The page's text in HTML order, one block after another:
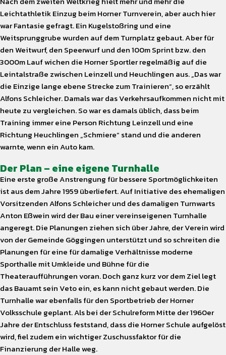
Leichtathletik Einzug beim Horner Turnverein, aber auch hier
war Fantasie gefragt. Ein Kugelstoßring und eine
Weitsprunggrube wurden auf dem Turnplatz gebaut. Aber für
den Weitwurf, den Speerwurf und den 100m Sprint bzw. den
3000m Lauf wichen die Horner Sportler regelmäßig auf die
Leintalstraße zwischen Leinzell und Heuchlingen aus. „Das war
die Einzige lange ebene Strecke zum Trainieren“, so erzählt
Alfons Schleicher. Damals war das Verkehrsaufkommen nicht mit
heute zu vergleichen. So war es damals üblich, dass beim
Training immer eine Person Richtung Leinzell und eine
Richtung Heuchlingen „Schmiere“ stand und die anderen
warnte, wenn ein Auto kam.
Der Plan – eine eigene Turnhalle
Eine erste große Anstrengung für bessere Sportmöglichkeiten
ist aus dem Jahre 1959 überliefert. Auf Initiative des ehemaligen
Vorsitzenden Alfons Schleicher und des damaligen Turnwarts
Anton Eßwein wird der Bau einer vereinseigenen Turnhalle
angeregt. Die Planungen ziehen sich über Jahre, der Verein wird
von der Gemeinde Göggingen unterstützt und so schreiten die
Planungen für eine für damalige Verhältnisse moderne
Sporthalle mit Umkleide und Bühne für die
Theateraufführungen voran. Doch ganz kurz vor dem Ziel legt
das Bauamt sein Veto ein, es kann nicht gebaut werden. Die
Turnhalle war ebenfalls für den Sportbetrieb der Horner
Volksschule geplant. Als bei der Schulreform Mitte der 1960er
Jahre der Entschluss feststand, dass die Horner Schule aufgelöst
wird, fiel zudem ein wichtiger Zuschussfaktor für die
Finanzierung der Halle weg.